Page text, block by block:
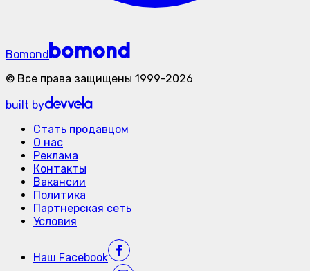
Bomond
© Все права защищены 1999-2026
built by
Стать продавцом
О нас
Реклама
Контакты
Вакансии
Политика
Партнерская сеть
Условия
Наш Facebook